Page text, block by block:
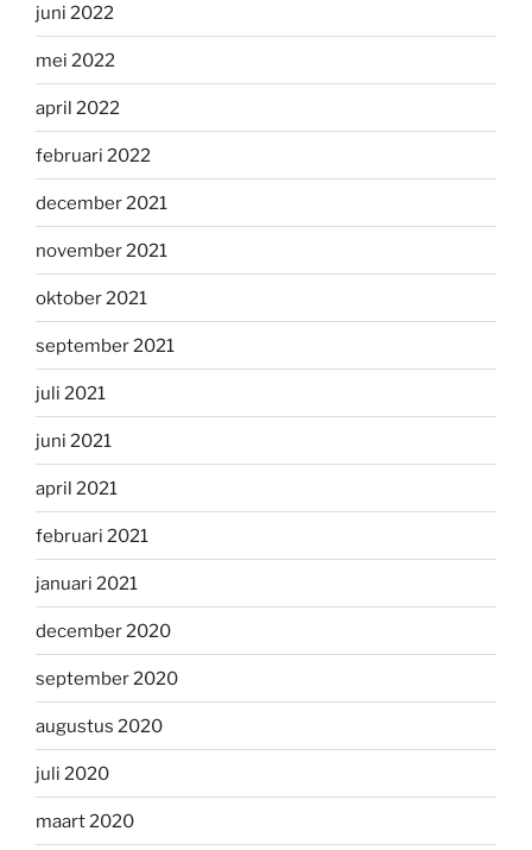
juni 2022
mei 2022
april 2022
februari 2022
december 2021
november 2021
oktober 2021
september 2021
juli 2021
juni 2021
april 2021
februari 2021
januari 2021
december 2020
september 2020
augustus 2020
juli 2020
maart 2020